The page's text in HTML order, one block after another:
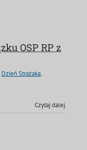
OSP RP z
Dzień Strażaka,
Czytaj dalej